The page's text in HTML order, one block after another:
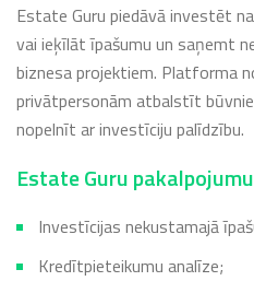
Estate Guru piedāvā investēt
vai ieķīlāt īpašumu un saņemt
biznesa projektiem. Platforma
privātpersonām atbalstīt
nopelnīt ar investīciju palīdzību.
Estate Guru
Investīcijas nekustamajā
Kredītpieteikumu analīze;